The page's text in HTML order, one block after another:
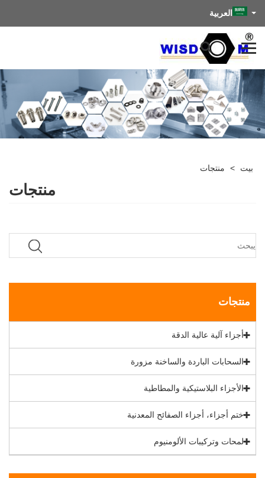
العربية
بيت > منتجات
منتجات
منتجات
أجزاء آلية عالية الدقة
السحابات الباردة والساخنة مزورة
الأجزاء البلاستيكية والمطاطية
ختم أجزاء، أجزاء الصفائح المعدنية
لمحات وتركيبات الألومنيوم